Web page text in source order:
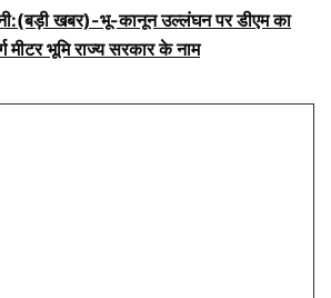
खबर)-भू-कानून उल्लंघन पर डीएम का
भूमि राज्य सरकार के नाम